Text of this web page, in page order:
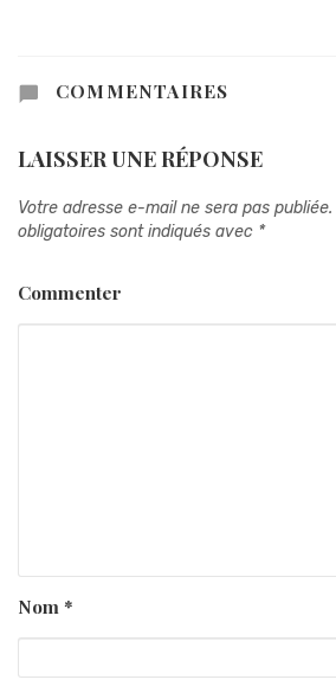
COMMENTAIRES
LAISSER UNE RÉPONSE
Votre adresse e-mail ne sera pas publiée.
obligatoires sont indiqués avec *
Commenter
Nom *